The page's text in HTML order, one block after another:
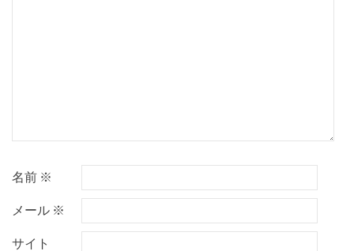
名前 ※
メール ※
サイト